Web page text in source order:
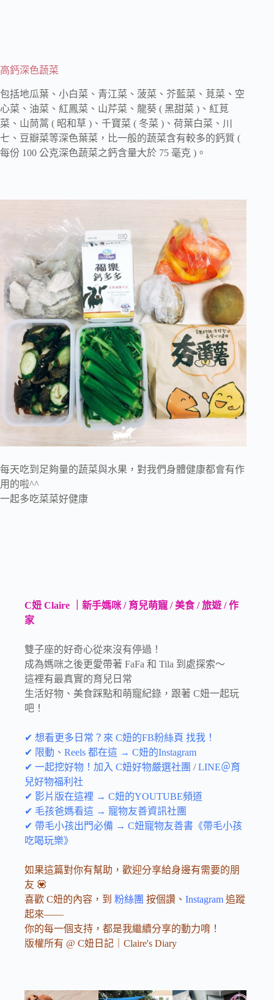
高鈣深色蔬菜
包括地瓜葉、小白菜、青江菜、菠菜、芥藍菜、莧菜、空
心菜、油菜、紅鳳菜、山芹菜、龍葵 ( 黑甜菜 )、紅莧
菜、山茼蒿 ( 昭和草 )、千寶菜 ( 冬菜 )、荷葉白菜、川
七、豆瓣菜等深色葉菜，比一般的蔬菜含有較多的鈣質 (
每份 100 公克深色蔬菜之鈣含量大於 75 毫克 )。
每天吃到足夠量的蔬菜與水果，對我們身體健康都會有作
用的啦^^
一起多吃菜菜好健康
C妞 Claire ｜新手媽咪 / 育兒萌寵 / 美食 / 旅遊 / 作
家
雙子座的好奇心從來沒有停過！
成為媽咪之後更愛帶著 FaFa 和 Tila 到處探索～
這裡有最真實的育兒日常
生活好物、美食踩點和萌寵紀錄，跟著 C妞一起玩
吧！
✔ 想看更多日常？來 C妞的FB粉絲頁 找我！
✔ 限動、Reels 都在這 → C妞的Instagram
✔ 一起挖好物！加入 C妞好物嚴選社團 /LINE＠育
兒好物福利社
✔ 影片版在這裡 → C妞的YOUTUBE頻道
✔ 毛孩爸媽看這 → 寵物友善資訊社團
✔ 帶毛小孩出門必備 → C妞寵物友善書《帶毛小孩
吃喝玩樂》
如果這篇對你有幫助，歡迎分享給身邊有需要的朋
友 💟
喜歡 C妞的內容，到 粉絲團 按個讚、 Instagram 追蹤
起來——
你的每一個支持，都是我繼續分享的動力唷！
版權所有 @ C妞日記｜Claire's Diary